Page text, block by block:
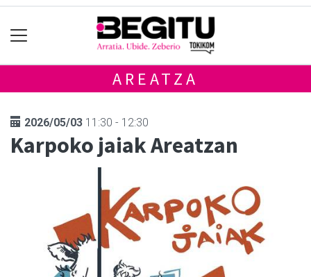
AREATZA
2026/05/03 11:30 - 12:30
Karpoko jaiak Areatzan